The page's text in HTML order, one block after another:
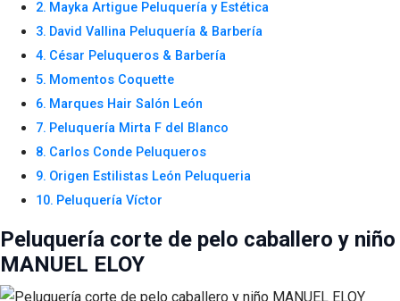
Mayka Artigue Peluquería y Estética
David Vallina Peluquería & Barbería
César Peluqueros & Barbería
Momentos Coquette
Marques Hair Salón León
Peluquería Mirta F del Blanco
Carlos Conde Peluqueros
Origen Estilistas León Peluqueria
Peluquería Víctor
Peluquería corte de pelo caballero y niño
MANUEL ELOY